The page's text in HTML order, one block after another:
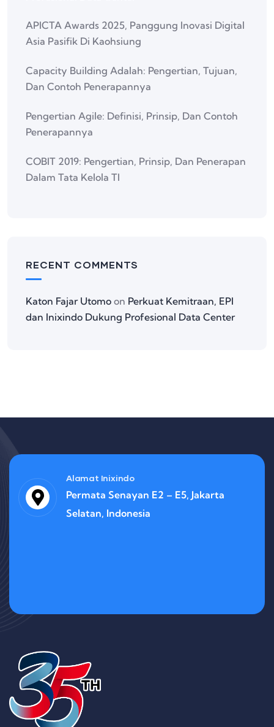
APICTA Awards 2025, Panggung Inovasi Digital
Asia Pasifik Di Kaohsiung
Capacity Building Adalah: Pengertian, Tujuan,
Dan Contoh Penerapannya
Pengertian Agile: Definisi, Prinsip, Dan Contoh
Penerapannya
COBIT 2019: Pengertian, Prinsip, Dan Penerapan
Dalam Tata Kelola TI
RECENT COMMENTS
Katon Fajar Utomo on Perkuat Kemitraan, EPI
dan Inixindo Dukung Profesional Data Center
Alamat Inixindo
Permata Senayan E2 – E5, Jakarta
Selatan, Indonesia